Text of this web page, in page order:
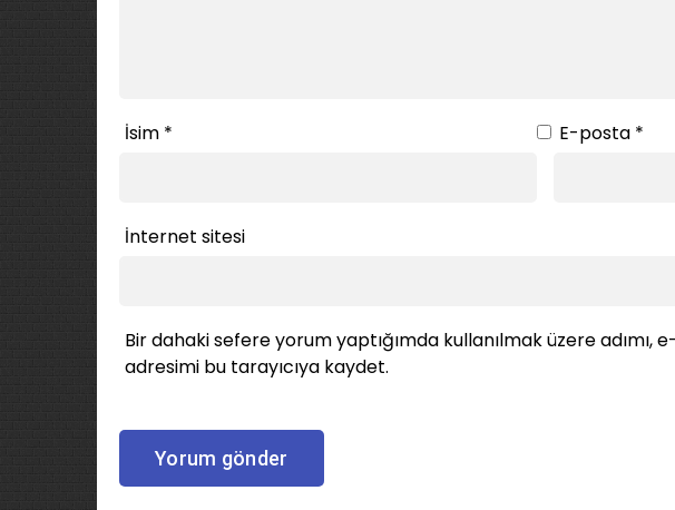
İsim * E-posta *
İnternet sitesi
Bir dahaki sefere yorum yaptığımda kullanılmak üzere
adresimi bu tarayıcıya kaydet.